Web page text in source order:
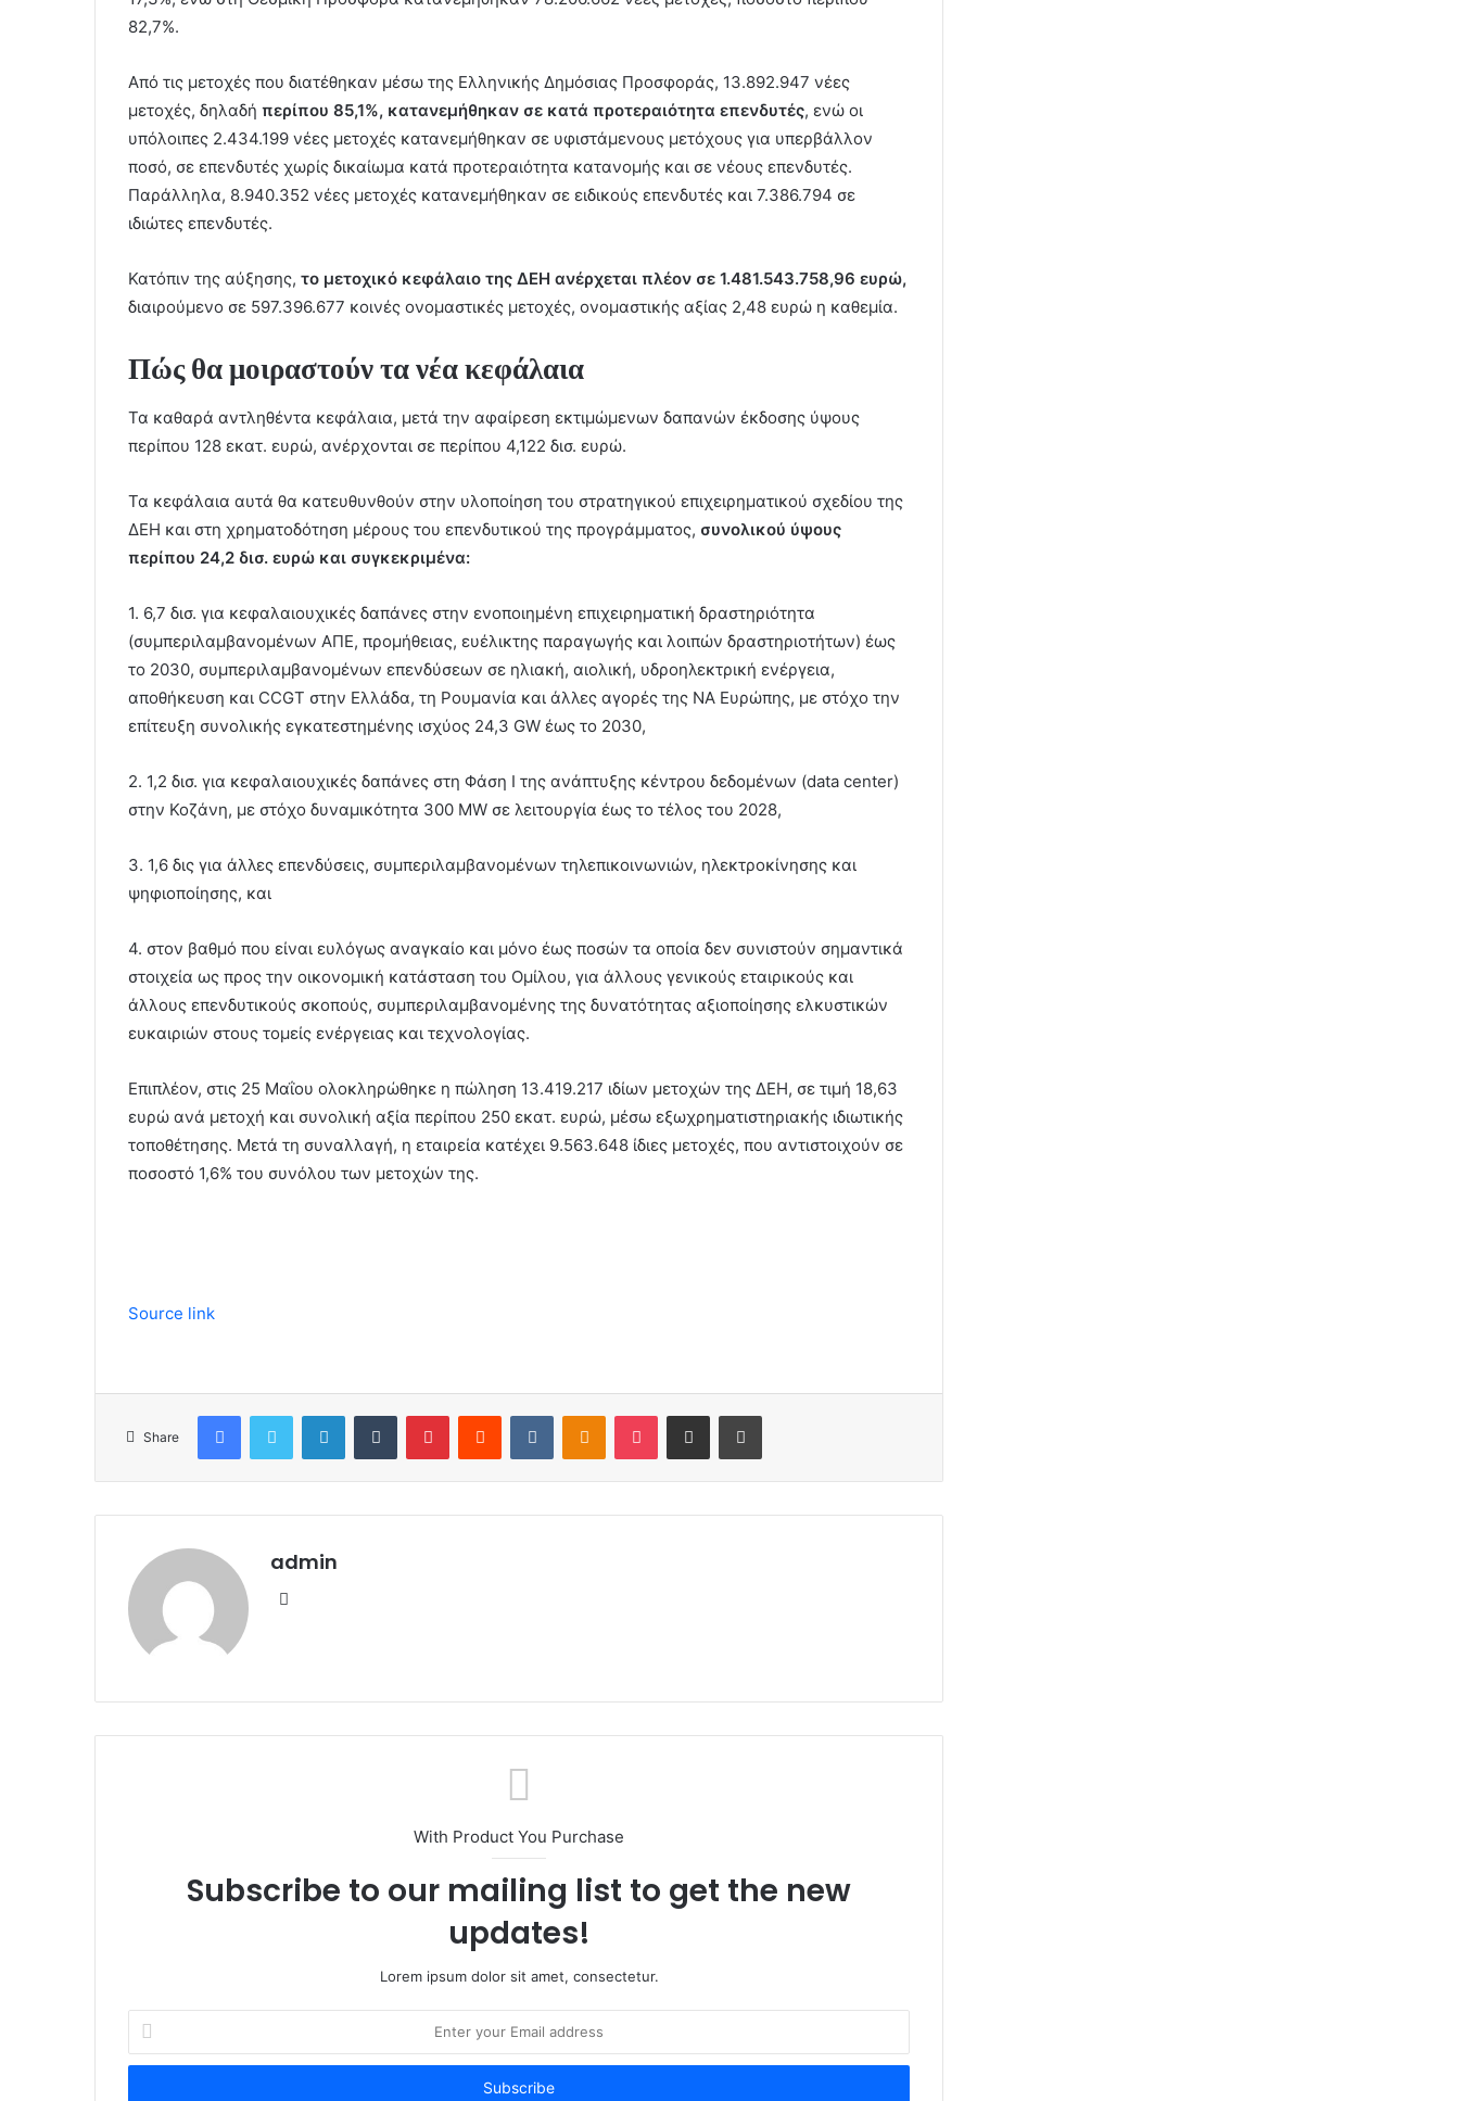
82,7%.
Από τις μετοχές που διατέθηκαν μέσω της Ελληνικής Δημόσιας Προσφοράς, 13.892.947 νέες
μετοχές, δηλαδή περίπου 85,1%, κατανεμήθηκαν σε κατά προτεραιότητα επενδυτές, ενώ οι
υπόλοιπες 2.434.199 νέες μετοχές κατανεμήθηκαν σε υφιστάμενους μετόχους για υπερβάλλον
ποσό, σε επενδυτές χωρίς δικαίωμα κατά προτεραιότητα κατανομής και σε νέους επενδυτές.
Παράλληλα, 8.940.352 νέες μετοχές κατανεμήθηκαν σε ειδικούς επενδυτές και 7.386.794 σε
ιδιώτες επενδυτές.
Κατόπιν της αύξησης, το μετοχικό κεφάλαιο της ΔΕΗ ανέρχεται πλέον σε 1.481.543.758,96 ευρώ,
διαιρούμενο σε 597.396.677 κοινές ονομαστικές μετοχές, ονομαστικής αξίας 2,48 ευρώ η καθεμία.
Πώς θα μοιραστούν τα νέα κεφάλαια
Τα καθαρά αντληθέντα κεφάλαια, μετά την αφαίρεση εκτιμώμενων δαπανών έκδοσης ύψους
περίπου 128 εκατ. ευρώ, ανέρχονται σε περίπου 4,122 δισ. ευρώ.
Τα κεφάλαια αυτά θα κατευθυνθούν στην υλοποίηση του στρατηγικού επιχειρηματικού σχεδίου της
ΔΕΗ και στη χρηματοδότηση μέρους του επενδυτικού της προγράμματος, συνολικού ύψους
περίπου 24,2 δισ. ευρώ και συγκεκριμένα:
1. 6,7 δισ. για κεφαλαιουχικές δαπάνες στην ενοποιημένη επιχειρηματική δραστηριότητα
(συμπεριλαμβανομένων ΑΠΕ, προμήθειας, ευέλικτης παραγωγής και λοιπών δραστηριοτήτων) έως
το 2030, συμπεριλαμβανομένων επενδύσεων σε ηλιακή, αιολική, υδροηλεκτρική ενέργεια,
αποθήκευση και CCGT στην Ελλάδα, τη Ρουμανία και άλλες αγορές της ΝΑ Ευρώπης, με στόχο την
επίτευξη συνολικής εγκατεστημένης ισχύος 24,3 GW έως το 2030,
2. 1,2 δισ. για κεφαλαιουχικές δαπάνες στη Φάση I της ανάπτυξης κέντρου δεδομένων (data center)
στην Κοζάνη, με στόχο δυναμικότητα 300 MW σε λειτουργία έως το τέλος του 2028,
3. 1,6 δις για άλλες επενδύσεις, συμπεριλαμβανομένων τηλεπικοινωνιών, ηλεκτροκίνησης και
ψηφιοποίησης, και
4. στον βαθμό που είναι ευλόγως αναγκαίο και μόνο έως ποσών τα οποία δεν συνιστούν σημαντικά
στοιχεία ως προς την οικονομική κατάσταση του Ομίλου, για άλλους γενικούς εταιρικούς και
άλλους επενδυτικούς σκοπούς, συμπεριλαμβανομένης της δυνατότητας αξιοποίησης ελκυστικών
ευκαιριών στους τομείς ενέργειας και τεχνολογίας.
Επιπλέον, στις 25 Μαΐου ολοκληρώθηκε η πώληση 13.419.217 ιδίων μετοχών της ΔΕΗ, σε τιμή 18,63
ευρώ ανά μετοχή και συνολική αξία περίπου 250 εκατ. ευρώ, μέσω εξωχρηματιστηριακής ιδιωτικής
τοποθέτησης. Μετά τη συναλλαγή, η εταιρεία κατέχει 9.563.648 ίδιες μετοχές, που αντιστοιχούν σε
ποσοστό 1,6% του συνόλου των μετοχών της.
Source link
Share
admin
i
With Product You Purchase
Subscribe to our mailing list to get the new
updates!
Lorem ipsum dolor sit amet, consectetur.
t